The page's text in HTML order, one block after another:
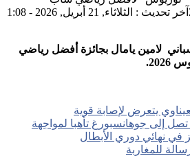
آخر تحديث : الثلاثاء, 21 أبريل, 2026 - 1:08
لامين يامال بجائزة أفضل رياضي
يتعرض لإصابة قوية
جوهانسبورغ تأهبا لمواجهة
نهائي دوري الأبطال
للمغاربة